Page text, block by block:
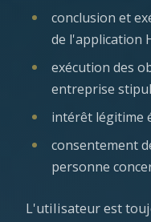
conclusion et
de l'application
exécution des
entreprise
intérêt légitime
consentement
personne
L'utilisateur est